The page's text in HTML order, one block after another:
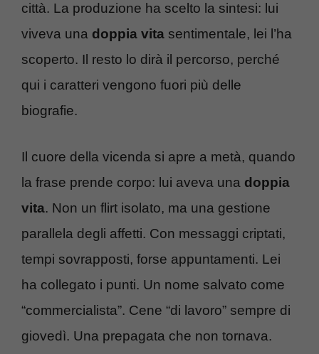
città. La produzione ha scelto la sintesi: lui
viveva una doppia vita sentimentale, lei l’ha
scoperto. Il resto lo dirà il percorso, perché
qui i caratteri vengono fuori più delle
biografie.
Il cuore della vicenda si apre a metà, quando
la frase prende corpo: lui aveva una doppia
vita. Non un flirt isolato, ma una gestione
parallela degli affetti. Con messaggi criptati,
tempi sovrapposti, forse appuntamenti. Lei
ha collegato i punti. Un nome salvato come
“commercialista”. Cene “di lavoro” sempre di
giovedì. Una prepagata che non tornava.